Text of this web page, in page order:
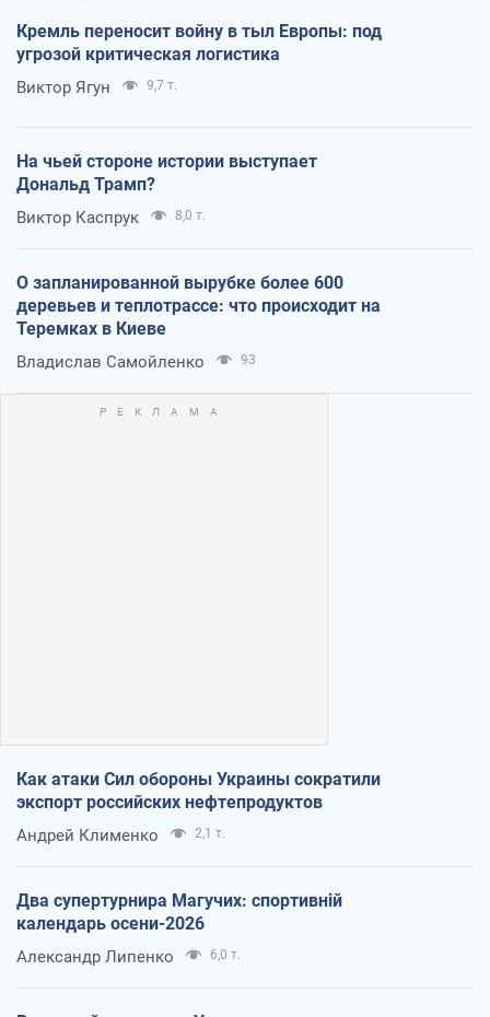
Кремль переносит войну в тыл Европы: под
угрозой критическая логистика
Виктор Ягун 9,7 т.
На чьей стороне истории выступает
Дональд Трамп?
Виктор Каспрук 8,0 т.
О запланированной вырубке более 600
деревьев и теплотрассе: что происходит на
Теремках в Киеве
Владислав Самойленко 93
Как атаки Сил обороны Украины сократили
экспорт российских нефтепродуктов
Андрей Клименко 2,1 т.
Два супертурнира Магучих: спортивній
календарь осени-2026
Александр Липенко 6,0 т.